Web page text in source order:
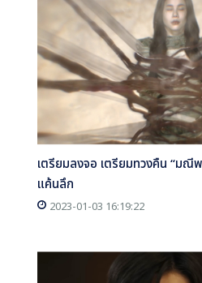
เตรียมลงจอ เตรียมทวงคืน “มณี
แค้นลึก
2023-01-03 16:19:22